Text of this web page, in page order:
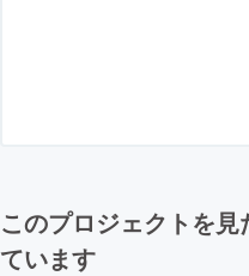
このプロジェクトを
ています